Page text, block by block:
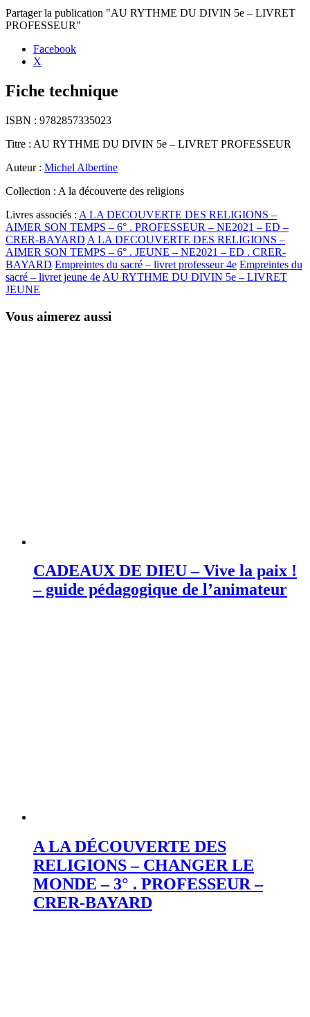
Partager la publication "AU RYTHME DU DIVIN 5e – LIVRET
PROFESSEUR"
Facebook
X
Fiche technique
ISBN : 9782857335023
Titre : AU RYTHME DU DIVIN 5e – LIVRET PROFESSEUR
Auteur : Michel Albertine
Collection : A la découverte des religions
Livres associés : A LA DECOUVERTE DES RELIGIONS –
AIMER SON TEMPS – 6° . PROFESSEUR – NE2021 – ED –
CRER-BAYARD A LA DECOUVERTE DES RELIGIONS –
AIMER SON TEMPS – 6° . JEUNE – NE2021 – ED . CRER-
BAYARD Empreintes du sacré – livret professeur 4e Empreintes du
sacré – livret jeune 4e AU RYTHME DU DIVIN 5e – LIVRET
JEUNE
Vous aimerez aussi
CADEAUX DE DIEU – Vive la paix !
– guide pédagogique de l’animateur
A LA DÉCOUVERTE DES
RELIGIONS – CHANGER LE
MONDE – 3° . PROFESSEUR –
CRER-BAYARD